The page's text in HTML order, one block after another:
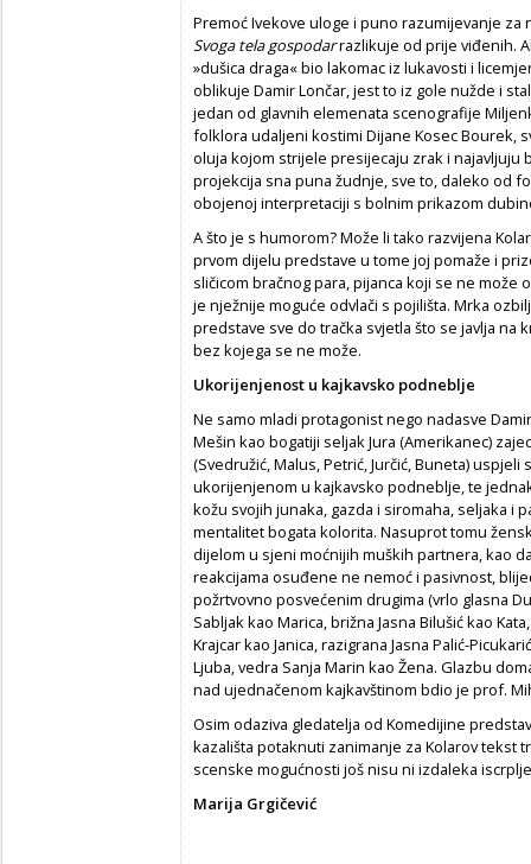
Premoć Ivekove uloge i puno razumijevanje
Svoga tela gospodarrazlikuje od prije viđenih.
»dušica draga« bio lakomac iz lukavosti i
oblikuje Damir Lončar, jest to iz gole nužde i
jedan od glavnih elemenata scenografije
folklora udaljeni kostimi Dijane Kosec Bourek,
oluja kojom strijele presijecaju zrak i najavljuju
projekcija sna puna žudnje, sve to, daleko od
obojenoj interpretaciji s bolnim prikazom
A što je s humorom? Može li tako razvijena
prvom dijelu predstave u tome joj pomaže i
sličicom bračnog para, pijanca koji se ne može
je nježnije moguće odvlači s pojilišta. Mrka
predstave sve do tračka svjetla što se javlja na
bez kojega se ne može.
Ukorijenjenost u kajkavsko podneblje
Ne samo mladi protagonist nego nadasve
Mešin kao bogatiji seljak Jura (Amerikanec)
(Svedružić, Malus, Petrić, Jurčić, Buneta)
ukorijenjenom u kajkavsko podneblje, te
kožu svojih junaka, gazda i siromaha, seljaka i
mentalitet bogata kolorita. Nasuprot tomu
dijelom u sjeni moćnijih muških partnera, kao
reakcijama osuđene ne nemoć i pasivnost,
požrtvovno posvećenim drugima (vrlo glasna
Sabljak kao Marica, brižna Jasna Bilušić kao
Krajcar kao Janica, razigrana Jasna Palić-
Ljuba, vedra Sanja Marin kao Žena. Glazbu
nad ujednačenom kajkavštinom bdio je prof.
Osim odaziva gledatelja od Komedijine
kazališta potaknuti zanimanje za Kolarov tekst
scenske mogućnosti još nisu ni izdaleka
Marija Grgičević